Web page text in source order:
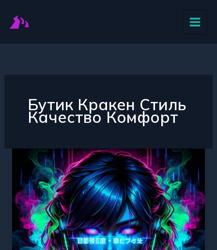
содержимому
Бутик Кракен Стиль
Качество Комфорт
Бутик
Кракен
—
Ваш
стиль,
исключительное
качество
и